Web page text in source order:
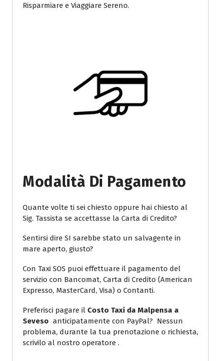
Risparmiare e Viaggiare Sereno.
Modalità Di Pagamento
Quante volte ti sei chiesto oppure hai chiesto al
Sig. Tassista se accettasse la Carta di Credito?
Sentirsi dire SI sarebbe stato un salvagente in
mare aperto, giusto?
Con Taxi SOS puoi effettuare il pagamento del
servizio con Bancomat, Carta di Credito (American
Expresso, MasterCard, Visa) o Contanti.
Preferisci pagare il Costo Taxi da Malpensa a
Seveso anticipatamente con PayPal? Nessun
problema, durante la tua prenotazione o richiesta,
scrivilo al nostro operatore .